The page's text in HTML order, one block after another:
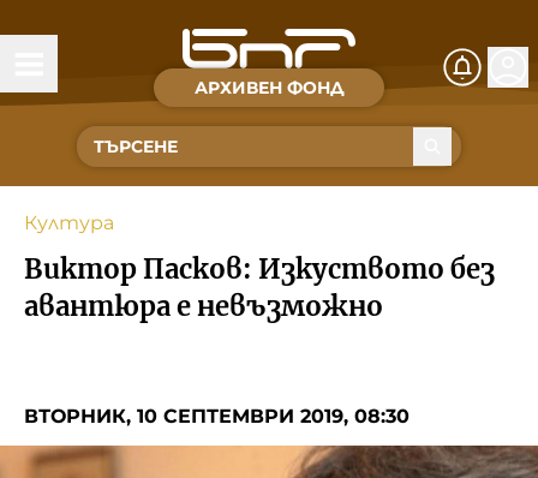
АРХИВЕН ФОНД
Времена и хора
Култура
Музика
Спорт
Съвет за електронни медии
Култура
Виктор Пасков: Изкуството без
авантюра е невъзможно
ВТОРНИК, 10 СЕПТЕМВРИ 2019, 08:30